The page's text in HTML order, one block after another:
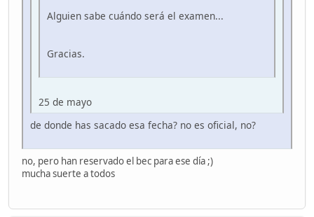
Alguien sabe cuándo será el examen...
Gracias.
25 de mayo
de donde has sacado esa fecha? no es oficial, no?
no, pero han reservado el bec para ese día ;)
mucha suerte a todos